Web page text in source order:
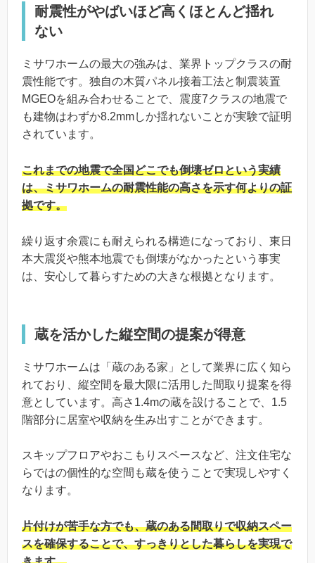
耐震性がやばいほど高くほとんど揺れ
ない
ミサワホームの最大の強みは、業界トップクラスの耐
震性能です。独自の木質パネル接着工法と制震装置
MGEOを組み合わせることで、震度7クラスの地震で
も建物はわずか8.2mmしか揺れないことが実験で証明
されています。
これまでの地震で全国どこでも倒壊ゼロという実績
は、ミサワホームの耐震性能の高さを示す何よりの証
拠です。
繰り返す余震にも耐えられる構造になっており、東日
本大震災や熊本地震でも倒壊がなかったという事実
は、安心して暮らすための大きな根拠となります。
蔵を活かした縦空間の提案が得意
ミサワホームは「蔵のある家」として業界に広く知ら
れており、縦空間を最大限に活用した間取り提案を得
意としています。高さ1.4mの蔵を設けることで、1.5
階部分に居室や収納を生み出すことができます。
スキップフロアやおこもりスペースなど、注文住宅な
らではの個性的な空間も蔵を使うことで実現しやすく
なります。
片付けが苦手な方でも、蔵のある間取りで収納スペー
スを確保することで、すっきりとした暮らしを実現で